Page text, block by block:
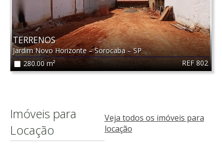
REF 802
TERRENOS
Jardim Novo Horizonte–Sorocaba–SP
280.00 m²
Imóveis para
Locação
Veja todos os imóveis para
locação